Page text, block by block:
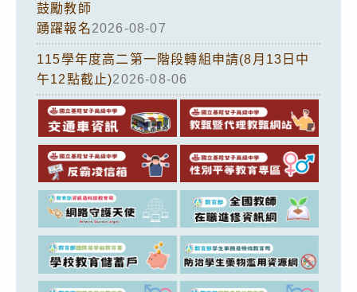
鼓勵教師
踴躍報名2026-08-07
115學年度高二第一階段轉組申請(8月13日中
午12點截止)2026-08-06